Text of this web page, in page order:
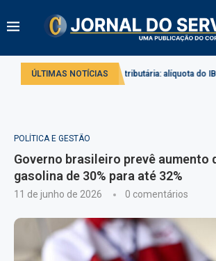
ÚLTIMAS NOTÍCIAS
Reforma tributária: alíquota do IBS pode chegar a
POLÍTICA E GESTÃO
Governo brasileiro prevê aumento
gasolina de 30% para até 32%
11 de junho de 2026 0 comentários